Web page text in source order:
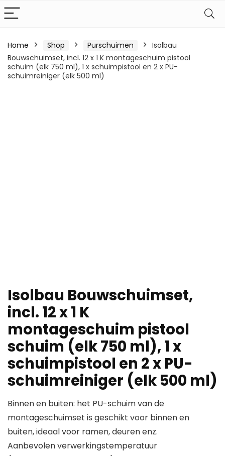
Home Shop Purschuimen
Isolbau
Bouwschuimset, incl. 12 x 1 K montageschuim pistool
schuim (elk 750 ml), 1 x schuimpistool en 2 x PU-
schuimreiniger (elk 500 ml)
Isolbau Bouwschuimset,
incl. 12 x 1 K
montageschuim pistool
schuim (elk 750 ml), 1 x
schuimpistool en 2 x PU-
schuimreiniger (elk 500 ml)
Binnen en buiten: het PU-schuim van de
montageschuimset is geschikt voor binnen en
buiten, ideaal voor ramen, deuren enz.
Aanbevolen verwerkingstemperatuur